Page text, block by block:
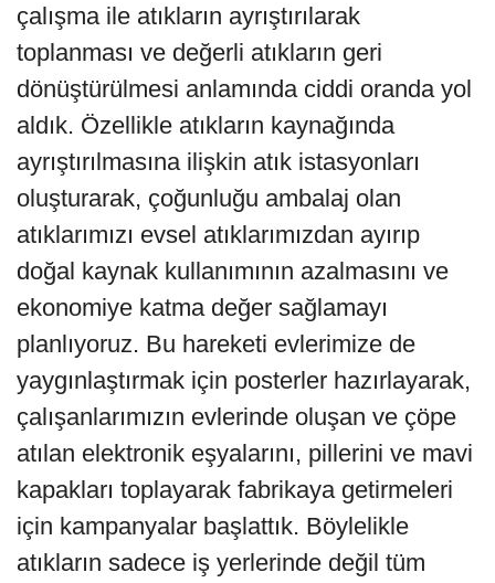
çalışma ile atıkların ayrıştırılarak
toplanması ve değerli atıkların geri
dönüştürülmesi anlamında ciddi oranda yol
aldık. Özellikle atıkların kaynağında
ayrıştırılmasına ilişkin atık istasyonları
oluşturarak, çoğunluğu ambalaj olan
atıklarımızı evsel atıklarımızdan ayırıp
doğal kaynak kullanımının azalmasını ve
ekonomiye katma değer sağlamayı
planlıyoruz. Bu hareketi evlerimize de
yaygınlaştırmak için posterler hazırlayarak,
çalışanlarımızın evlerinde oluşan ve çöpe
atılan elektronik eşyalarını, pillerini ve mavi
kapakları toplayarak fabrikaya getirmeleri
için kampanyalar başlattık. Böylelikle
atıkların sadece iş yerlerinde değil tüm